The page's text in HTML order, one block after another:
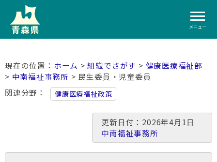
メニュー
ホーム >組織でさがす > 健康医療福祉部
> 中南福祉事務所 > 民生委員・児童委員
関連分野
健康医療福祉政策
更新日付：2026年4月1日
中南福祉事務所